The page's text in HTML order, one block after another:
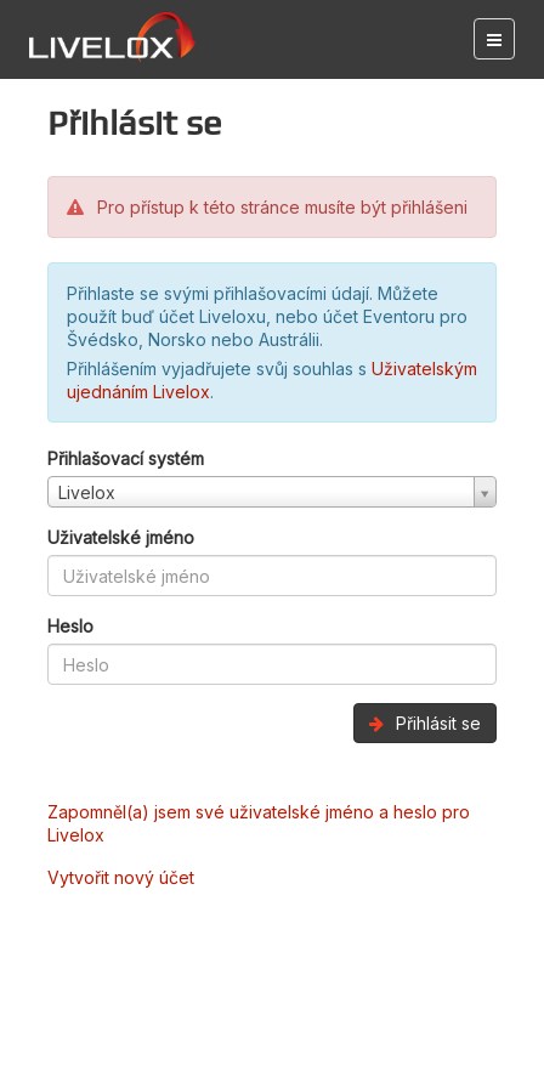
Přihlásit se
Pro přístup k této stránce musíte být přihlášeni
Přihlaste se svými přihlašovacími údají. Můžete
použít buď účet Liveloxu, nebo účet Eventoru pro
Švédsko, Norsko nebo Austrálii.
Přihlášením vyjadřujete svůj souhlas s Uživatelským
ujednáním Livelox.
Přihlašovací systém
Livelox
Uživatelské jméno
Heslo
Přihlásit se
Zapomněl(a) jsem své uživatelské jméno a heslo pro
Livelox
Vytvořit nový účet